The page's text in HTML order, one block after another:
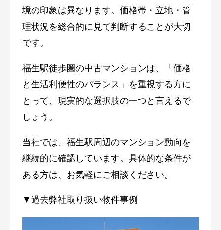
境の印象は異なります。価格帯・立地・管
理状況を総合的に見て判断することが大切
です。
福生駅徒歩圏の中古マンションは、「価格
と生活利便性のバランス」を重視する方に
とって、現実的な選択肢の一つと言えるで
しょう。
当社では、福生駅周辺のマンション動向を
継続的に確認しています。具体的な条件が
ある方は、お気軽にご相談ください。
▼過去弊社取り扱い物件事例